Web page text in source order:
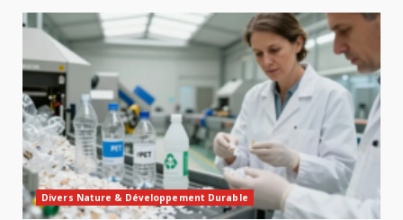
Divers Nature & Développement Durable